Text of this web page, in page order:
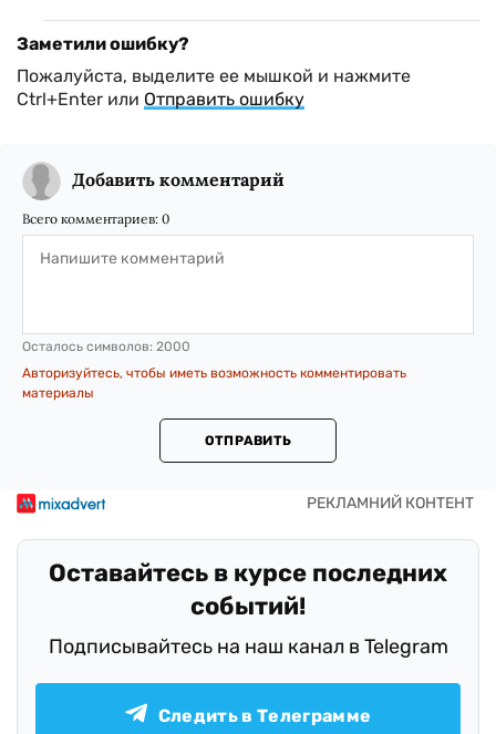
Заметили ошибку?
Пожалуйста, выделите ее мышкой и нажмите
Ctrl+Enter или Отправить ошибку
Добавить комментарий
Всего комментариев: 0
Осталось символов: 2000
Авторизуйтесь, чтобы иметь возможность комментировать
материалы
ОТПРАВИТЬ
Оставайтесь в курсе последних
событий!
Подписывайтесь на наш канал в Telegram
Следить в Телеграмме